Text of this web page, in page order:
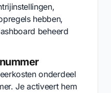
hebben,
beheerd
onderdeel
Je activeert hem